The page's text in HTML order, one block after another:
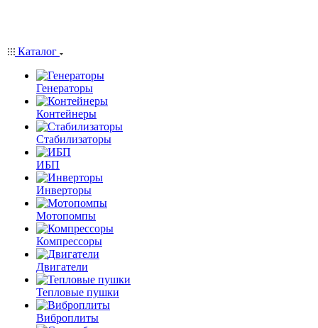
Каталог
Генераторы
Контейнеры
Стабилизаторы
ИБП
Инверторы
Мотопомпы
Компрессоры
Двигатели
Тепловые пушки
Виброплиты